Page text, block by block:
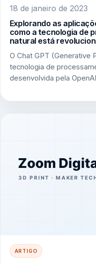
18 de janeiro de 2023
Explorando as
como a tecnologia de
natural está
O Chat GPT (Generative
tecnologia de
desenvolvida pela
ARTIGO